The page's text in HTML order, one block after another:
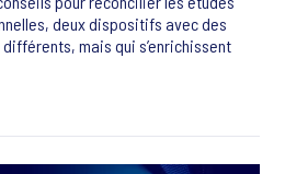
deux dispositifs avec des
mais qui s’enrichissent